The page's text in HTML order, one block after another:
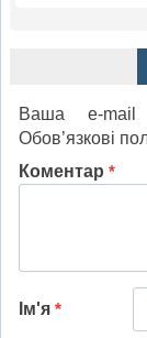
Ваша e-mail
Обов’язкові
Коментар *
Ім'я *